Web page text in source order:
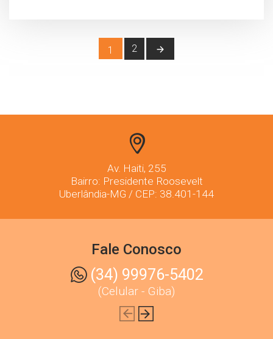
1 (current)
2
Av. Haiti, 255
Bairro: Presidente Roosevelt
Uberlândia-MG / CEP: 38.401-144
Fale Conosco
(34) 3236-9869
(Fixo Comercial)